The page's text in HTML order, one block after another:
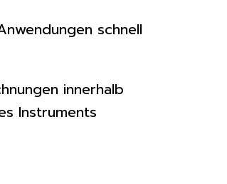
schnell
innerhalb
Instruments